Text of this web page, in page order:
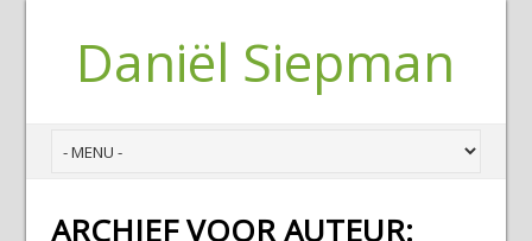
Daniël Siepman
ARCHIEF VOOR AUTEUR: